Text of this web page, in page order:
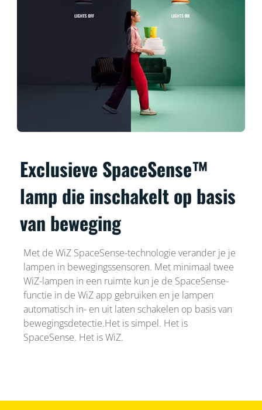
Exclusieve SpaceSense™
lamp die inschakelt op basis
van beweging
Met de WiZ SpaceSense-technologie verander je je
lampen in bewegingssensoren. Met minimaal twee
WiZ-lampen in een ruimte kun je de SpaceSense-
functie in de WiZ app gebruiken en je lampen
automatisch in- en uit laten schakelen op basis van
bewegingsdetectie.Het is simpel. Het is
SpaceSense. Het is WiZ.